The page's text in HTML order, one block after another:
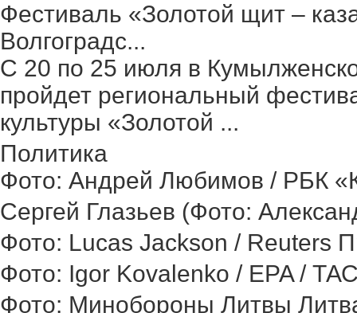
Фестиваль «Золотой щит –
Волгоградс...
С 20 по 25 июля в
пройдет региональный
культуры «Золотой ...
Политика
Фото: Андрей Любимов / РБК
Сергей Глазьев (Фото:
Фото: Lucas Jackson / Reuters
Фото: Igor Kovalenko / EPA /
Фото: Минобороны Литвы